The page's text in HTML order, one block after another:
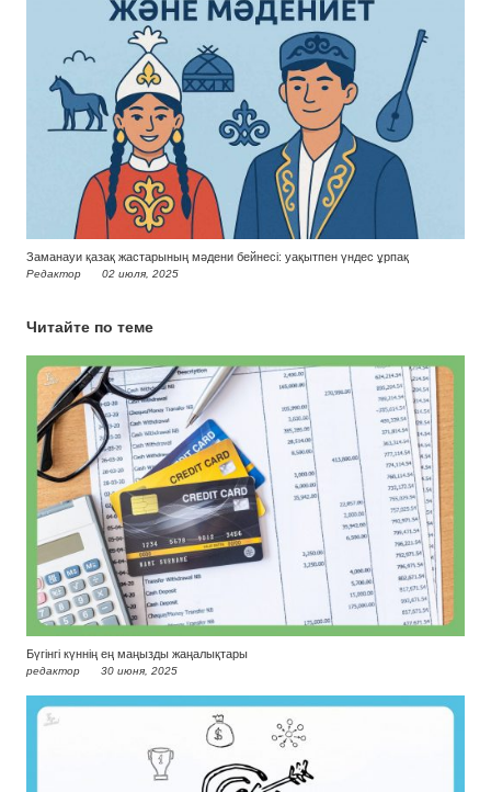
Заманауи қазақ жастарының мәдени бейнесі: уақытпен үндес ұрпақ
Редактор 02 июля, 2025
Читайте по теме
Бүгінгі күннің ең маңызды жаңалықтары
редактор 30 июня, 2025